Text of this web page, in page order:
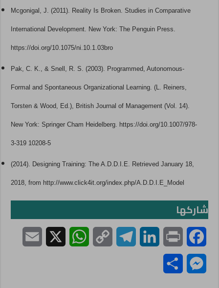
Mcgonigal, J. (2011). Reality Is Broken. Studies in Comparative
International Development. New York: The Penguin Press.
https://doi.org/10.1075/ni.10.1.03bro
Pak, C. K., & Snell, R. S. (2003). Programmed, Autonomous-
Formal and Spontaneous Organizational Learning. (L. Reiners,
Torsten & Wood, Ed.), British Journal of Management (Vol. 14).
New York: Springer Cham Heidelberg. https://doi.org/10.1007/978-
3-319 10208-5
(2014). Designing Training: The A.D.D.I.E. Retrieved January 18,
2018, from http://www.click4it.org/index.php/A.D.D.I.E_Model
شاركها
a